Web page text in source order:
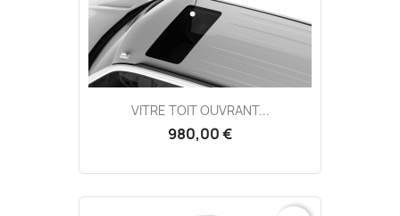
VITRE TOIT OUVRANT...
980,00 €